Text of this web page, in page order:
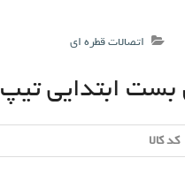
اتصالات قطره ای
ابتدایی تیپ
کد کالا